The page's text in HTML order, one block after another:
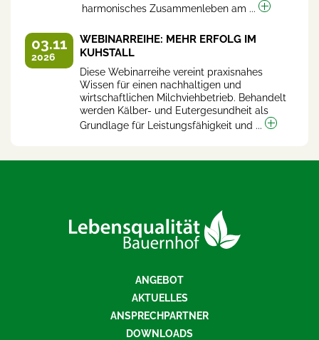
harmonisches Zusammenleben am ...
03.11
2026
WEBINARREIHE: MEHR ERFOLG IM
KUHSTALL
Diese Webinarreihe vereint praxisnahes
Wissen für einen nachhaltigen und
wirtschaftlichen Milchviehbetrieb. Behandelt
werden Kälber- und Eutergesundheit als
Grundlage für Leistungsfähigkeit und ...
ANGEBOT
AKTUELLES
ANSPRECHPARTNER
DOWNLOADS